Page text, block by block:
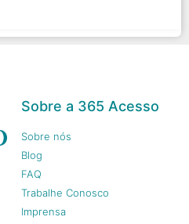
Sobre a 365 Acesso
Sobre nós
Blog
FAQ
Trabalhe Conosco
Imprensa